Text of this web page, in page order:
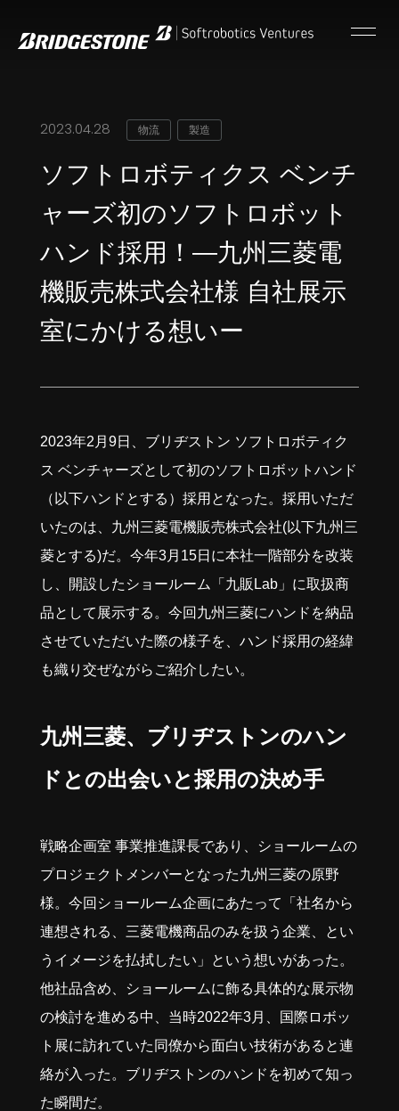
2023.04.28 物流 製造
ソフトロボティクス ベンチ
ャーズ初のソフトロボット
ハンド採用！―九州三菱電
機販売株式会社様 自社展示
室にかける想いー
2023年2月9日、ブリヂストン ソフトロボティク
ス ベンチャーズとして初のソフトロボットハンド
（以下ハンドとする）採用となった。採用いただ
いたのは、九州三菱電機販売株式会社(以下九州三
菱とする)だ。今年3月15日に本社一階部分を改装
し、開設したショールーム「九販Lab」に取扱商
品として展示する。今回九州三菱にハンドを納品
させていただいた際の様子を、ハンド採用の経緯
も織り交ぜながらご紹介したい。
九州三菱、ブリヂストンのハン
ドとの出会いと採用の決め手
戦略企画室 事業推進課長であり、ショールームの
プロジェクトメンバーとなった九州三菱の原野
様。今回ショールーム企画にあたって「社名から
連想される、三菱電機商品のみを扱う企業、とい
うイメージを払拭したい」という想いがあった。
他社品含め、ショールームに飾る具体的な展示物
の検討を進める中、当時2022年3月、国際ロボッ
ト展に訪れていた同僚から面白い技術があると連
絡が入った。ブリヂストンのハンドを初めて知っ
た瞬間だ。